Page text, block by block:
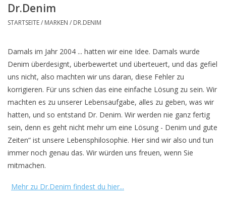
Accessoires
Stores
Marken
Dr.Denim
STARTSEITE/ MARKEN / DR.DENIM
Damals im Jahr 2004 ... hatten wir eine Idee. Damals wurde
Denim überdesignt, überbewertet und überteuert, und das gefiel
uns nicht, also machten wir uns daran, diese Fehler zu
korrigieren. Für uns schien das eine einfache Lösung zu sein. Wir
machten es zu unserer Lebensaufgabe, alles zu geben, was wir
hatten, und so entstand Dr. Denim. Wir werden nie ganz fertig
sein, denn es geht nicht mehr um eine Lösung - Denim und gute
Zeiten“ ist unsere Lebensphilosophie. Hier sind wir also und tun
immer noch genau das. Wir würden uns freuen, wenn Sie
mitmachen.
Mehr zu Dr.Denim findest du hier...